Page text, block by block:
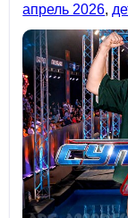
апрель 2026,